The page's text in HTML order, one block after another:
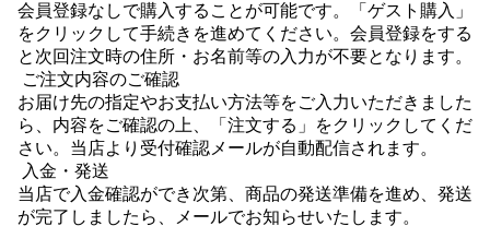
会員登録なしで購入することが可能です。「ゲスト購入」
をクリックして手続きを進めてください。会員登録をする
と次回注文時の住所・お名前等の入力が不要となります。
ご注文内容のご確認
お届け先の指定やお支払い方法等をご入力いただきました
ら、内容をご確認の上、「注文する」をクリックしてくだ
さい。当店より受付確認メールが自動配信されます。
入金・発送
当店で入金確認ができ次第、商品の発送準備を進め、発送
が完了しましたら、メールでお知らせいたします。